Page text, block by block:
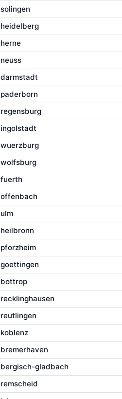
solingen
heidelberg
herne
neuss
darmstadt
paderborn
regensburg
ingolstadt
wuerzburg
wolfsburg
fuerth
offenbach
ulm
heilbronn
pforzheim
goettingen
bottrop
recklinghausen
reutlingen
koblenz
bremerhaven
bergisch-gladbach
remscheid